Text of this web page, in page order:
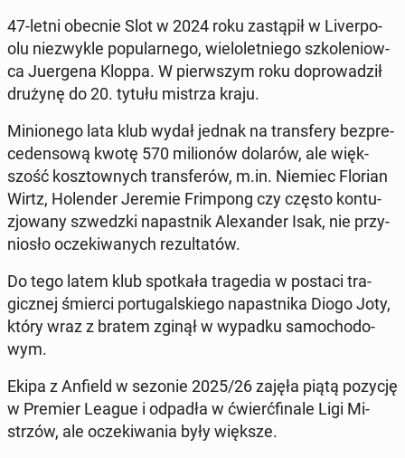
47-letni obecnie Slot w 2024 roku za­stą­pił w Li­ver­po­
olu nie­zwy­kle po­pu­lar­ne­go, wie­lo­let­nie­go szko­le­niow­
ca Ju­er­ge­na Kloppa. W pierw­szym roku do­pro­wa­dził
drużynę do 20. tytułu mistrza kraju.
Mi­nio­ne­go lata klub wydał jednak na trans­fe­ry bez­pre­
ce­den­so­wą kwotę 570 mi­lio­nów dolarów, ale więk­
szość kosz­tow­nych trans­fe­rów, m.in. Niemiec Florian
Wirtz, Ho­len­der Jeremie Frim­pong czy często kon­tu­
zjo­wa­ny szwedz­ki na­past­nik Ale­xan­der Isak, nie przy­
nio­sło ocze­ki­wa­nych re­zul­ta­tów.
Do tego latem klub spo­tka­ła tra­ge­dia w postaci tra­
gicz­nej śmierci por­tu­gal­skie­go na­past­ni­ka Diogo Joty,
który wraz z bratem zginął w wypadku sa­mo­cho­do­
wym.
Ekipa z Anfield w sezonie 2025/26 zajęła piątą pozycję
w Premier League i odpadła w ćwierć­fi­na­le Ligi Mi­
strzów, ale ocze­ki­wa­nia były większe.